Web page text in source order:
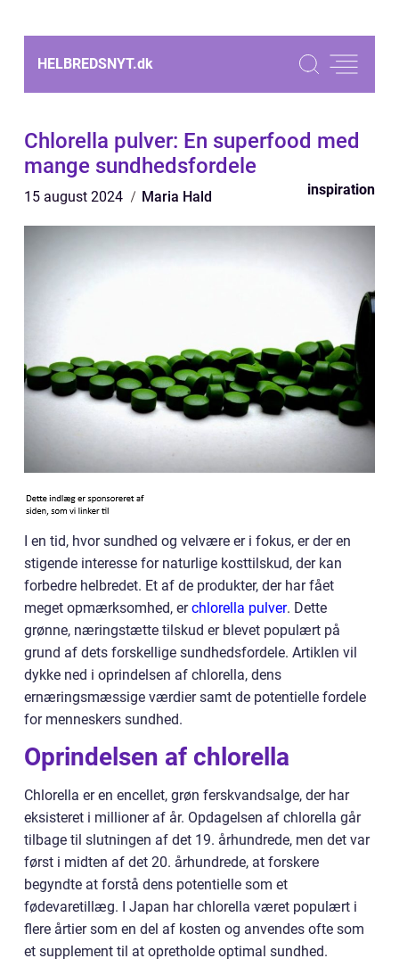
HELBREDSNYT.dk
Chlorella pulver: En superfood med
mange sundhedsfordele
15 august 2024 Maria Hald inspiration
I en tid, hvor sundhed og velvære er i fokus, er der en
stigende interesse for naturlige kosttilskud, der kan
forbedre helbredet. Et af de produkter, der har fået
meget opmærksomhed, erchlorella pulver. Dette
grønne, næringstætte tilskud er blevet populært på
grund af dets forskellige sundhedsfordele. Artiklen vil
dykke ned i oprindelsen af chlorella, dens
ernæringsmæssige værdier samt de potentielle fordele
for menneskers sundhed.
Oprindelsen af chlorella
Chlorella er en encellet, grøn ferskvandsalge, der har
eksisteret i millioner af år. Opdagelsen af chlorella går
tilbage til slutningen af det 19. århundrede, men det var
først i midten af det 20. århundrede, at forskere
begyndte at forstå dens potentielle som et
fødevaretillæg. I Japan har chlorella været populært i
flere årtier som en del af kosten og anvendes ofte som
et supplement til at opretholde optimal sundhed.